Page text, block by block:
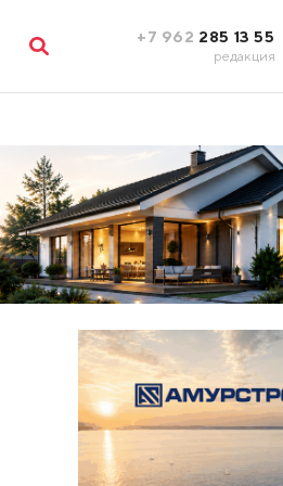
+7 962 285 13 55
редакция